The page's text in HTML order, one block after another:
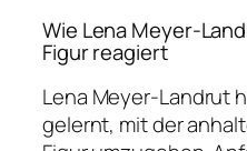
Wie Lena Meyer-
Figur reagiert
Lena Meyer-Landrut
gelernt, mit der